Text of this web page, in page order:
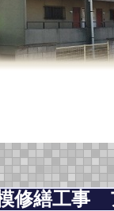
修繕工事